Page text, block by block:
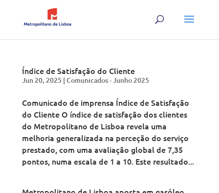
Índice de Satisfação do Cliente
Jun 20, 2025 | Comunicados - Junho 2025
Comunicado de imprensa Índice de Satisfação
do Cliente O índice de satisfação dos clientes
do Metropolitano de Lisboa revela uma
melhoria generalizada na perceção do serviço
prestado, com uma avaliação global de 7,35
pontos, numa escala de 1 a 10. Este resultado...